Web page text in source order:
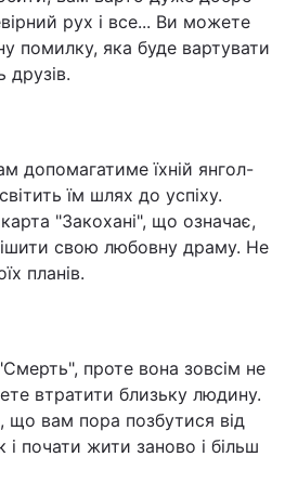
рух і все... Ви можете
помилку, яка буде вартувати
друзів.
допомагатиме їхній янгол-
їм шлях до успіху.
"Закохані", що означає,
свою любовну драму. Не
планів.
проте вона зовсім не
втратити близьку людину.
що вам пора позбутися від
почати жити заново і більш